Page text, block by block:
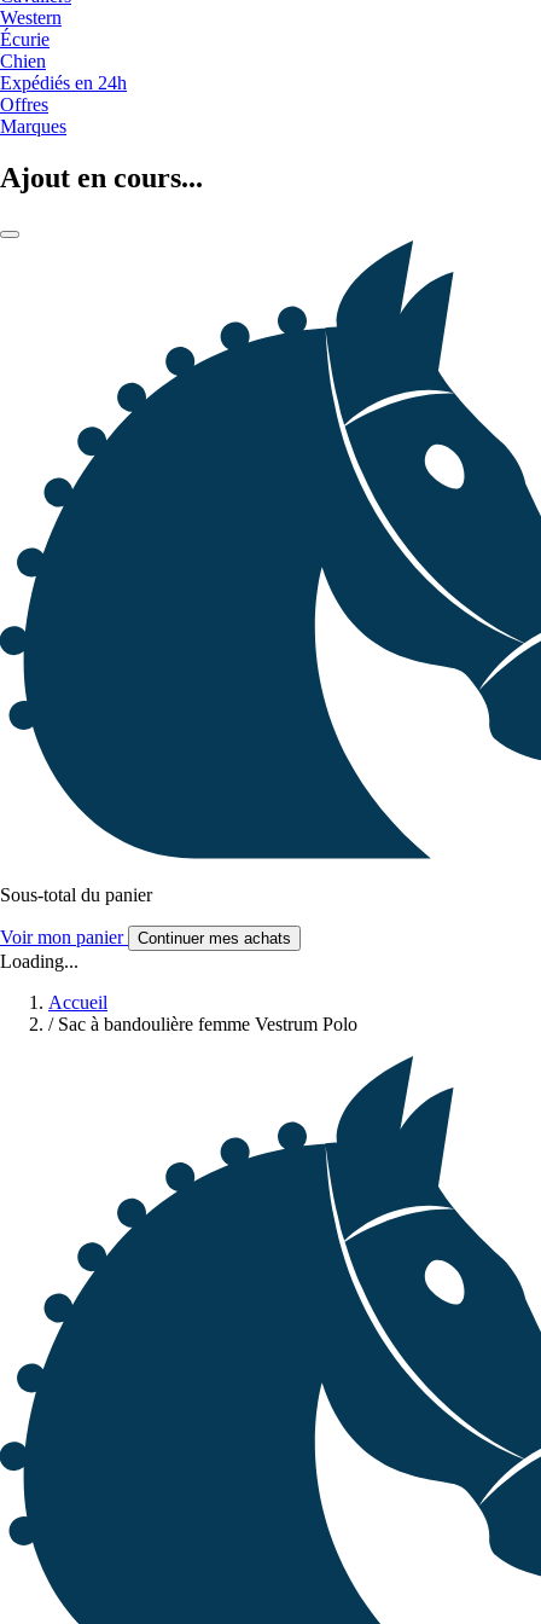
Western
Écurie
Chien
Expédiés en 24h
Offres
Marques
Ajout en cours...
Sous-total du panier
Voir mon panier Continuer mes achats
Loading...
Accueil
/ Sac à bandoulière femme Vestrum Polo